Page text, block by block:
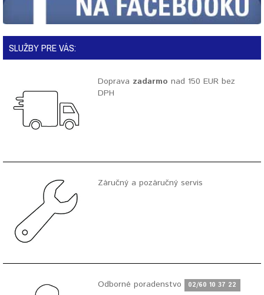
SLUŽBY PRE VÁS:
Doprava zadarmo nad 150 EUR bez
DPH
Záručný a pozáručný servis
Odborné poradenstvo 02/60 10 37 22